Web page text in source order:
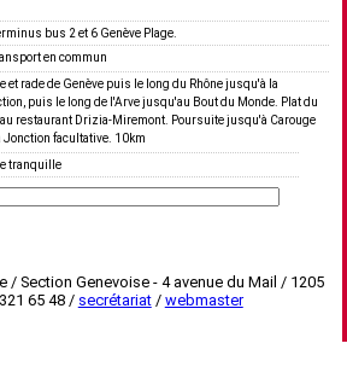
bus 2 et 6 Genève Plage.
en commun
et rade de Genève puis le long du Rhône jusqu'à la
puis le long de l'Arve jusqu'au Bout du Monde. Plat du
restaurant Drizia-Miremont. Poursuite jusqu'à Carouge
Jonction facultative. 10km
tranquille
/ Section Genevoise - 4 avenue du Mail / 1205
65 48 / secrétariat/ webmaster